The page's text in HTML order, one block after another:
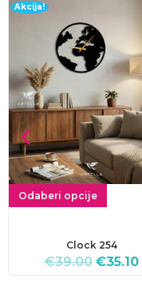
Akcija!
Odaberi opcije
Clock 254
€39.00 €35.10